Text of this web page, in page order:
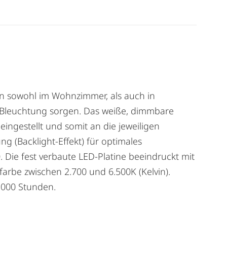
im Wohnzimmer, als auch in
sorgen. Das weiße, dimmbare
und somit an die jeweiligen
(Backlight-Effekt) für optimales
fest verbaute LED-Platine beeindruckt mit
zwischen 2.700 und 6.500K (Kelvin).
Stunden.